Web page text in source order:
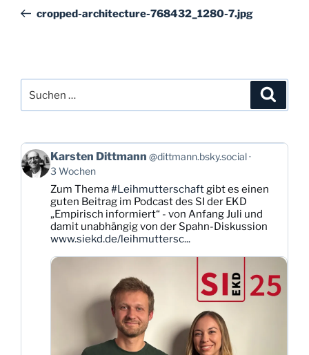
Beitrag
cropped-architecture-768432_1280-7.jpg
nach:
Beitrag
von
Karsten
Dittmann
Bluesky
ansehen
Karsten Dittmann @dittmann.bsky.social
3 Wochen
Zum Thema#Leihmutterschaftgibt es einen
guten Beitrag im Podcast des SI der EKD
„Empirisch informiert“ - von Anfang Juli und
damit unabhängig von der Spahn-Diskussion
www.siekd.de/leihmuttersc...